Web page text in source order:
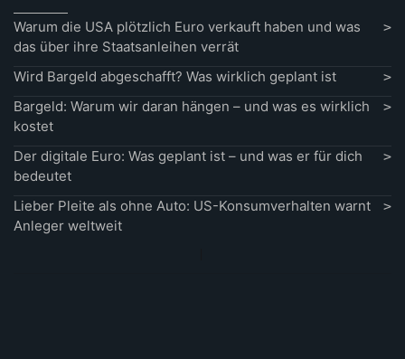
Warum die USA plötzlich Euro verkauft haben und was
das über ihre Staatsanleihen verrät
Wird Bargeld abgeschafft? Was wirklich geplant ist
Bargeld: Warum wir daran hängen – und was es wirklich
kostet
Der digitale Euro: Was geplant ist – und was er für dich
bedeutet
Lieber Pleite als ohne Auto: US-Konsumverhalten warnt
Anleger weltweit